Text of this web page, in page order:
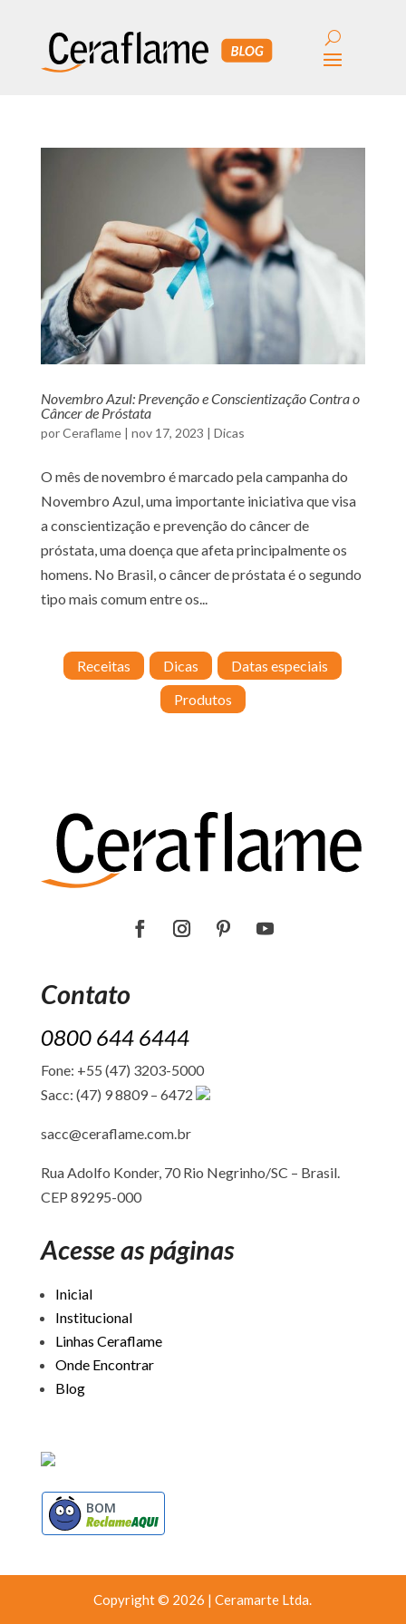
Novembro Azul: Prevenção e Conscientização Contra o
Câncer de Próstata
porCeraflame| nov 17, 2023 | Dicas
O mês de novembro é marcado pela campanha do
Novembro Azul, uma importante iniciativa que visa
a conscientização e prevenção do câncer de
próstata, uma doença que afeta principalmente os
homens. No Brasil, o câncer de próstata é o segundo
tipo mais comum entre os...
Receitas Dicas
Datas especiais
Produtos
Contato
0800 644 6444
Fone: +55 (47) 3203-5000
Sacc: (47) 9 8809 – 6472
sacc@ceraflame.com.br
Rua Adolfo Konder, 70 Rio Negrinho/SC – Brasil.
CEP 89295-000
Acesse as páginas
Inicial
Institucional
Linhas Ceraflame
Onde Encontrar
Blog
BOM
Copyright © 2026 | Ceramarte Ltda.